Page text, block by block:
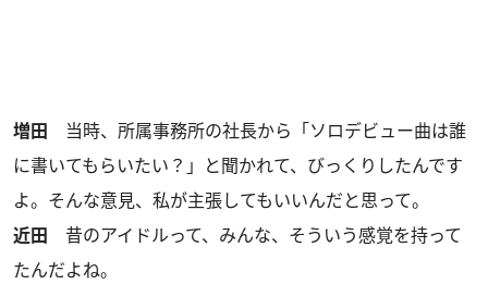
増田 当時、所属事務所の社長から「ソロデビュー曲は誰
に書いてもらいたい？」と聞かれて、びっくりしたんです
よ。そんな意見、私が主張してもいいんだと思って。
近田 昔のアイドルって、みんな、そういう感覚を持って
たんだよね。